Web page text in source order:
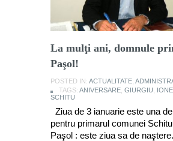
La mulţi ani, domnule
Paşol!
POSTED IN: ACTUALITATE
TAGS: ANIVERSARE GIURGIU
SCHITU
Ziua de 3 ianuarie este una
pentru primarul comunei
Paşol : este ziua sa de